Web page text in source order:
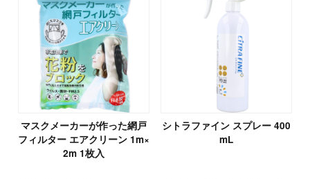
マスクメーカーが作った網戸
フィルター エアクリーン 1m×
2m 1枚入
シトラファイン スプレー 400
mL